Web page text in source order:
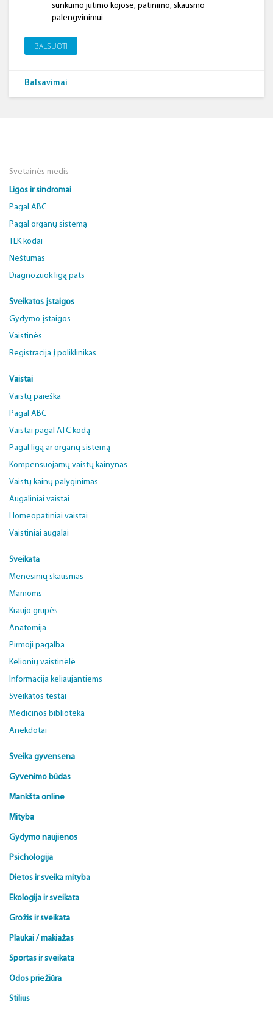
sunkumo jutimo kojose, patinimo, skausmo
palengvinimui
BALSUOTI
Balsavimai
Svetainės medis
Ligos ir sindromai
Pagal ABC
Pagal organų sistemą
TLK kodai
Nėštumas
Diagnozuok ligą pats
Sveikatos įstaigos
Gydymo įstaigos
Vaistinės
Registracija į poliklinikas
Vaistai
Vaistų paieška
Pagal ABC
Vaistai pagal ATC kodą
Pagal ligą ar organų sistemą
Kompensuojamų vaistų kainynas
Vaistų kainų palyginimas
Augaliniai vaistai
Homeopatiniai vaistai
Vaistiniai augalai
Sveikata
Mėnesinių skausmas
Mamoms
Kraujo grupės
Anatomija
Pirmoji pagalba
Kelionių vaistinėlė
Informacija keliaujantiems
Sveikatos testai
Medicinos biblioteka
Anekdotai
Sveika gyvensena
Gyvenimo būdas
Mankšta online
Mityba
Gydymo naujienos
Psichologija
Dietos ir sveika mityba
Ekologija ir sveikata
Grožis ir sveikata
Plaukai / makiažas
Sportas ir sveikata
Odos priežiūra
Stilius